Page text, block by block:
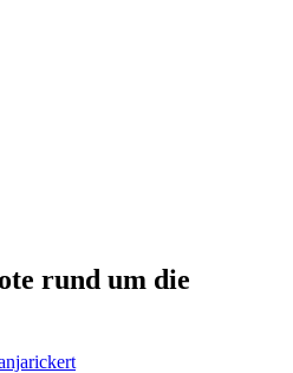
rund um die